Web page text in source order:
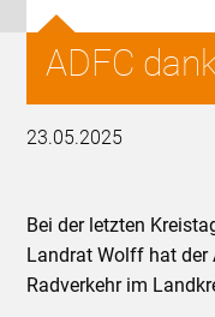
ADFC
23.05.2025
Bei der letzten
Landrat Wolff hat der
Radverkehr im